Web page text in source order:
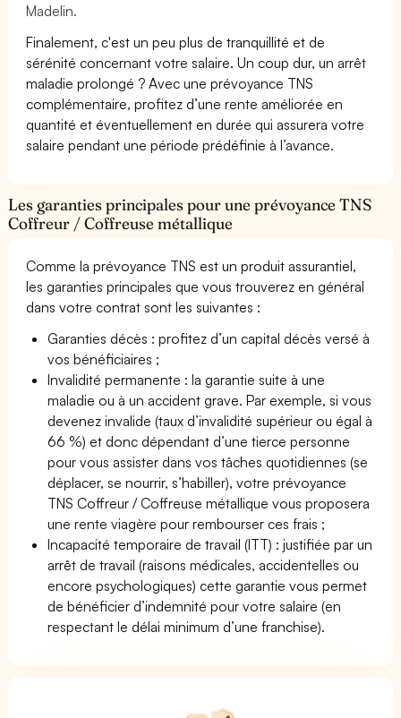
Madelin.
Finalement, c'est un peu plus de tranquillité et de
sérénité concernant votre salaire. Un coup dur, un arrêt
maladie prolongé ? Avec une prévoyance TNS
complémentaire, profitez d’une rente améliorée en
quantité et éventuellement en durée qui assurera votre
salaire pendant une période prédéfinie à l’avance.
Les garanties principales pour une prévoyance TNS
Coffreur / Coffreuse métallique
Comme la prévoyance TNS est un produit assurantiel,
les garanties principales que vous trouverez en général
dans votre contrat sont les suivantes :
Garanties décès : profitez d’un capital décès versé à
vos bénéficiaires ;
Invalidité permanente : la garantie suite à une
maladie ou à un accident grave. Par exemple, si vous
devenez invalide (taux d’invalidité supérieur ou égal à
66 %) et donc dépendant d’une tierce personne
pour vous assister dans vos tâches quotidiennes (se
déplacer, se nourrir, s’habiller), votre prévoyance
TNS Coffreur / Coffreuse métallique vous proposera
une rente viagère pour rembourser ces frais ;
Incapacité temporaire de travail (ITT) : justifiée par un
arrêt de travail (raisons médicales, accidentelles ou
encore psychologiques) cette garantie vous permet
de bénéficier d’indemnité pour votre salaire (en
respectant le délai minimum d’une franchise).